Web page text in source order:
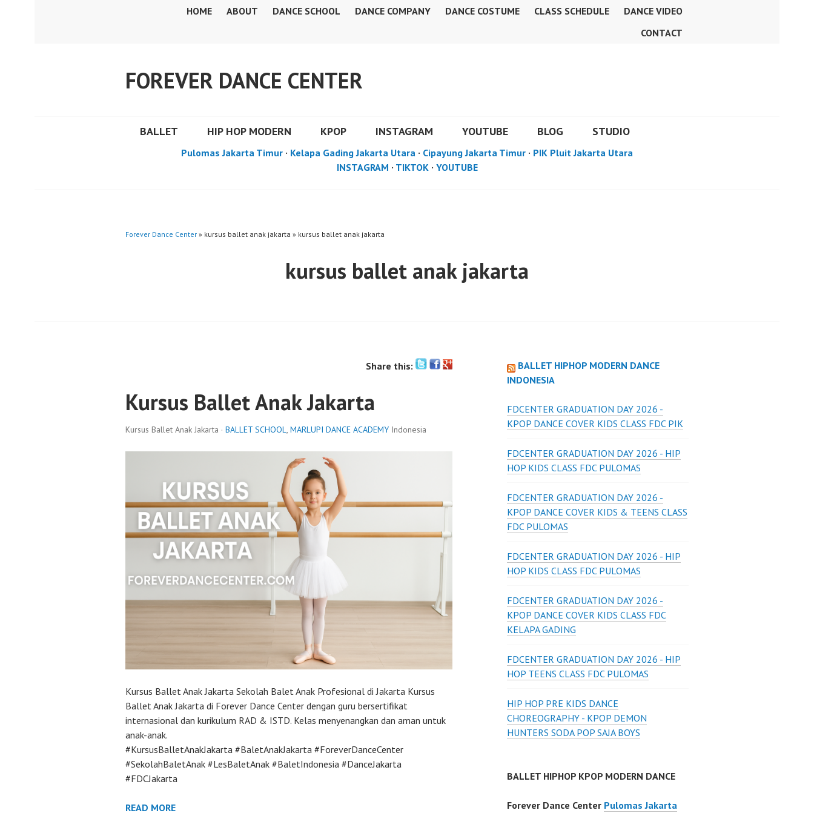
HOME ABOUT DANCE SCHOOL DANCE COMPANY DANCE COSTUME CLASS SCHEDULE
DANCE VIDEO
CONTACT
FOREVER DANCE CENTER
BALLET HIP HOP MODERN KPOP INSTAGRAM YOUTUBE BLOG STUDIO
Pulomas Jakarta Timur · Kelapa Gading Jakarta Utara · Cipayung Jakarta Timur · PIK Pluit Jakarta Utara
INSTAGRAM · TIKTOK· YOUTUBE
Forever Dance Center » kursus ballet anak jakarta » kursus ballet anak jakarta
kursus ballet anak jakarta
Share this:
Kursus Ballet Anak Jakarta
Kursus Ballet Anak Jakarta · BALLET SCHOOL, MARLUPI DANCE ACADEMY Indonesia
Kursus Ballet Anak Jakarta Sekolah Balet Anak Profesional di Jakarta Kursus
Ballet Anak Jakarta di Forever Dance Center dengan guru bersertifikat
internasional dan kurikulum RAD & ISTD. Kelas menyenangkan dan aman untuk
anak-anak.
#KursusBalletAnakJakarta #BaletAnakJakarta #ForeverDanceCenter
#SekolahBaletAnak #LesBaletAnak #BaletIndonesia #DanceJakarta
#FDCJakarta
READ MORE
BALLET HIPHOP MODERN DANCE
INDONESIA
FDCENTER GRADUATION DAY 2026 -
KPOP DANCE COVER KIDS CLASS FDC PIK
FDCENTER GRADUATION DAY 2026 - HIP
HOP KIDS CLASS FDC PULOMAS
FDCENTER GRADUATION DAY 2026 -
KPOP DANCE COVER KIDS & TEENS CLASS
FDC PULOMAS
FDCENTER GRADUATION DAY 2026 - HIP
HOP KIDS CLASS FDC PULOMAS
FDCENTER GRADUATION DAY 2026 -
KPOP DANCE COVER KIDS CLASS FDC
KELAPA GADING
FDCENTER GRADUATION DAY 2026 - HIP
HOP TEENS CLASS FDC PULOMAS
HIP HOP PRE KIDS DANCE
CHOREOGRAPHY - KPOP DEMON
HUNTERS SODA POP SAJA BOYS
BALLET HIPHOP KPOP MODERN DANCE
Forever Dance Center Pulomas Jakarta